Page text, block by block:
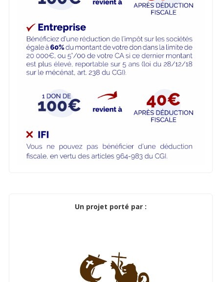
Un projet porté par :